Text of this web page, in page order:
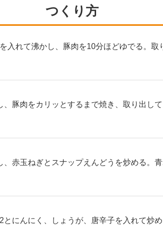
つくり方
入れて沸かし、豚肉を10分ほどゆでる。取
豚肉をカリッとするまで焼き、取り出し
赤玉ねぎとスナップえんどうを炒める。
にんにく、しょうが、唐辛子を入れて炒